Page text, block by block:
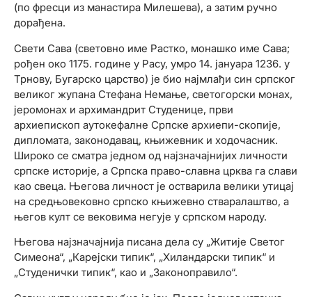
(по фресци из манастира Милешева), а затим ручно
дорађена.
Свети Сава (световно име Растко, монашко име Сава;
рођен око 1175. године у Расу, умро 14. јануара 1236. у
Трнову, Бугарско царство) је био најмлађи син српског
великог жупана Стефана Немање, светогорски монах,
јеромонах и архимандрит Студенице, први
архиепископ аутокефалне Српске архиепи-скопије,
дипломата, законодавац, књижевник и ходочасник.
Широко се сматра једном од најзначајнијих личности
српске историје, а Српска право-славна црква га слави
као свеца. Његова личност је остварила велики утицај
на средњовековно српско књижевно стваралаштво, а
његов култ се вековима негује у српском народу.
Његова најзначајнија писана дела су „Житије Светог
Симеона“, „Карејски типик“, „Хиландарски типик“ и
„Студенички типик“, као и „Законоправило“.